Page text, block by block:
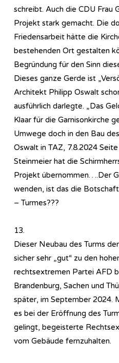
schreibt. Auch die CDU Frau
Projekt stark gemacht. Die
Friedensarbeit hätte die
bestehenden Ort gestalten
Begründung für den Sinn
Dieses ganze Gerde ist
Architekt Philipp Oswalt
ausführlich darlegte. „Das
Klaar für die Garnisonkirche
Umwege doch in den Bau
Oswalt in TAZ, 7.8.2024
Steinmeier hat die
Projekt übernommen….Der
wenden, ist das die
– Turmes???
13.
Dieser Neubau des Turms
sicher sehr „gut“ zu den
rechtsextremen Partei AFD
Brandenburg, Sachen und
später, im September 2024.
es bei der Eröffnung des
gelingt, begeisterte
vom Gebäude fernzuhalten.